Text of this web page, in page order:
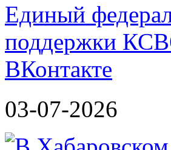
Единый
поддержки
ВКонтакте
03-07-2026